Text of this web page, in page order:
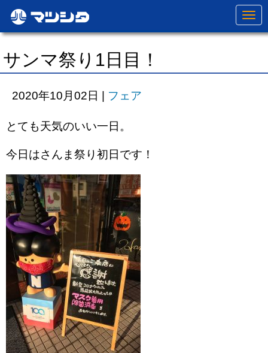
N
a
v
t
サンマ祭り1日目！
2020年10月02日 | フェア
とても天気のいい一日。
今日はさんま祭り初日です！